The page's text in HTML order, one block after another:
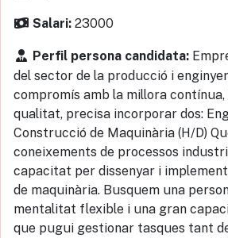
Salari: 23000
Perfil persona candidata:
del sector de la producció i
compromís amb la millora
qualitat, precisa incorporar dos:
Construcció de Maquinària (H/D)
coneixements de processos
capacitat per dissenyar i
de maquinària. Busquem una
mentalitat flexible i una gran
que pugui gestionar tasques tant